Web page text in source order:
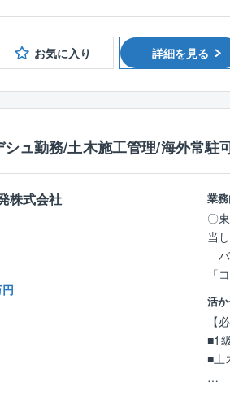
た
物
る施
ま
で
■海
さ
で
■技
木
ま
そ
持
地
改
施
術
【
す。
【
■
※
ま
【
■今
行
■そ
し
パ
お気に入り 詳細を見る
ュ勤務/土木施工管理/海外常駐
株式会社 業
〇
当
バ
「
お
※今
向
【
■現
活
【
■1
■土